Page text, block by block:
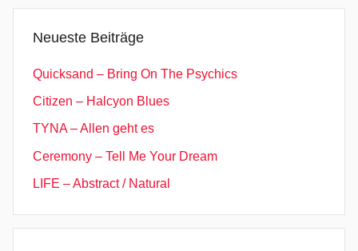
Neueste Beiträge
Quicksand – Bring On The Psychics
Citizen – Halcyon Blues
TYNA – Allen geht es
Ceremony – Tell Me Your Dream
LIFE – Abstract / Natural